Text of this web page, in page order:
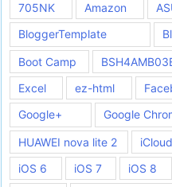
705NK Amazon
BloggerTemplate
Boot Camp
Excel
ez-html
Google+
Google
HUAWEI nova lite 2 iCloud
iOS 6
iOS 7 iOS 8